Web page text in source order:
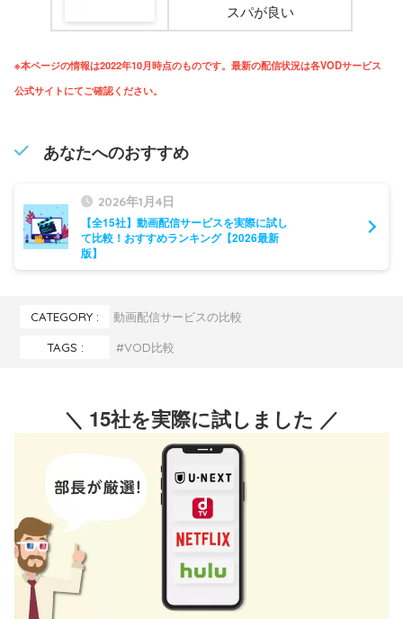
スパが良い
※本ページの情報は2022年10月時点のものです。最新の配信状況は各VODサービス
公式サイトにてご確認ください。
あなたへのおすすめ
2026年1月4日
【全15社】動画配信サービスを実際に試し
て比較！おすすめランキング【2026最新
版】
CATEGORY : 動画配信サービスの比較
TAGS : VOD比較
＼ 15社を実際に試しました ／